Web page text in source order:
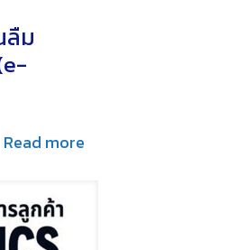
ลืม
Read more